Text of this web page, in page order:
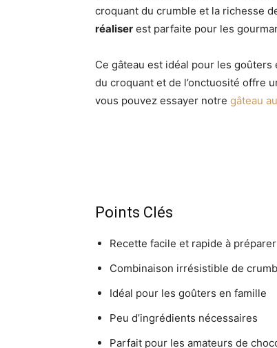
croquant du crumble et la richesse
réaliser est parfaite pour les
Ce gâteau est idéal pour les
du croquant et de l’onctuosité offre
vous pouvez essayer notre gâteau
Points Clés
Recette facile et rapide à préparer
Combinaison irrésistible de
Idéal pour les goûters en famille
Peu d’ingrédients nécessaires
Parfait pour les amateurs de